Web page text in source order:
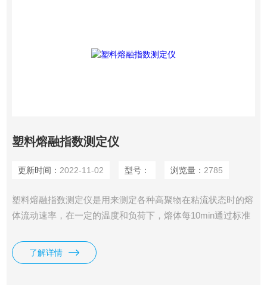
塑料熔融指数测定仪
更新时间： 2022-11-02 型号： 浏览量： 2785
塑料熔融指数测定仪是用来测定各种高聚物在粘流状态时的熔
体流动速率，在一定的温度和负荷下，熔体每10min通过标准
温度较高的聚碳酸脂、聚芳砜、氟塑料、尼龙等工程塑料，也
适用于聚乙烯、聚苯乙烯、聚丙烯、ABS树脂、聚甲醛树脂等
了解详情